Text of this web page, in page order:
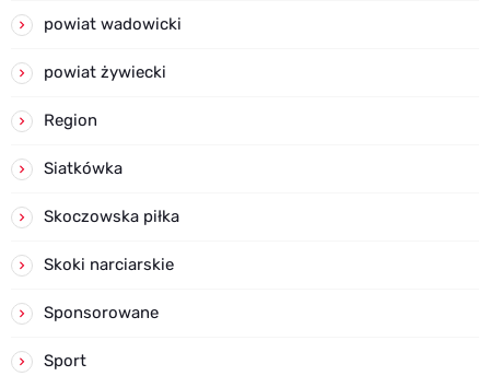
powiat wadowicki
powiat żywiecki
Region
Siatkówka
Skoczowska piłka
Skoki narciarskie
Sponsorowane
Sport